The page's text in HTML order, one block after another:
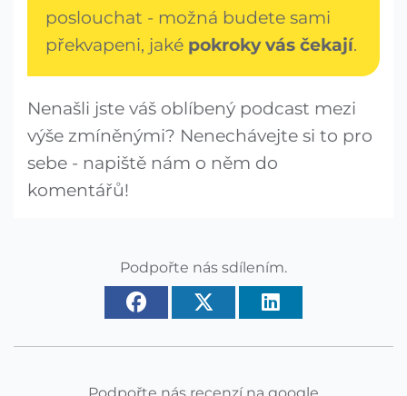
poslouchat - možná budete sami
překvapeni, jaké pokroky vás čekají.
Nenašli jste váš oblíbený podcast mezi
výše zmíněnými? Nenechávejte si to pro
sebe - napiště nám o něm do
komentářů!
Podpořte nás sdílením.